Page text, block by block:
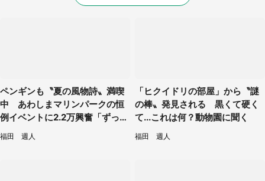
ペンギンも〝夏の風物詩〟満喫
中 あわしまマリンパークの恒
例イベントに2.2万興奮「ずっと
見てたい」
福田 週人
「ヒクイドリの部屋」から〝謎
の棒〟発見される 黒くて硬く
て...これは何？動物園に聞く
福田 週人